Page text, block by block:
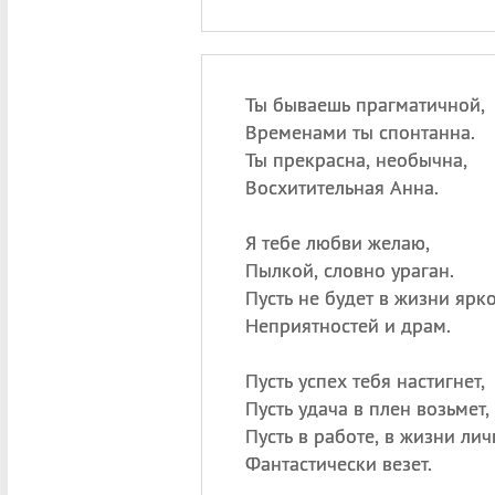
Ты бываешь прагматичной,
Временами ты спонтанна.
Ты прекрасна, необычна,
Восхитительная Анна.
Я тебе любви желаю,
Пылкой, словно ураган.
Пусть не будет в жизни
Неприятностей и драм.
Пусть успех тебя настигнет,
Пусть удача в плен возьмет,
Пусть в работе, в жизни
Фантастически везет.